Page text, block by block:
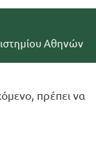
Αθηνών
πρέπει να